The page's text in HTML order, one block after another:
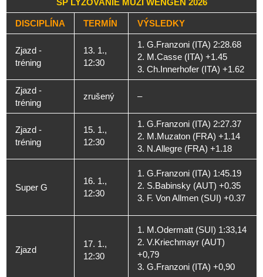
DISCIPLÍNA TERMÍN VÝSLEDKY
Zjazd -
tréning
13. 1.,
12:30
1. G.Franzoni (ITA) 2:28.68
2. M.Casse (ITA) +1.45
3. Ch.Innerhofer (ITA) +1.62
Zjazd -
tréning
zrušený –
Zjazd -
tréning
15. 1.,
12:30
1. G.Franzoni (ITA) 2:27.37
2. M.Muzaton (FRA) +1.14
3. N.Allegre (FRA) +1.18
Super G
16. 1.,
12:30
1. G.Franzoni (ITA) 1:45.19
2. S.Babinsky (AUT) +0.35
3. F. Von Allmen (SUI) +0.37
Zjazd
17. 1.,
12:30
1. M.Odermatt (SUI) 1:33,14
2. V.Kriechmayr (AUT)
+0,79
3. G.Franzoni (ITA) +0,90